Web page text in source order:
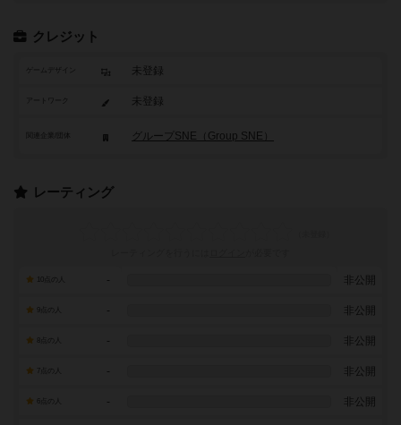
クレジット
ゲームデザイン 未登録
アートワーク 未登録
グループSNE（Group SNE）
レーティング
- 非公開
- 非公開
- 非公開
7点の人 - 非公開
- 非公開